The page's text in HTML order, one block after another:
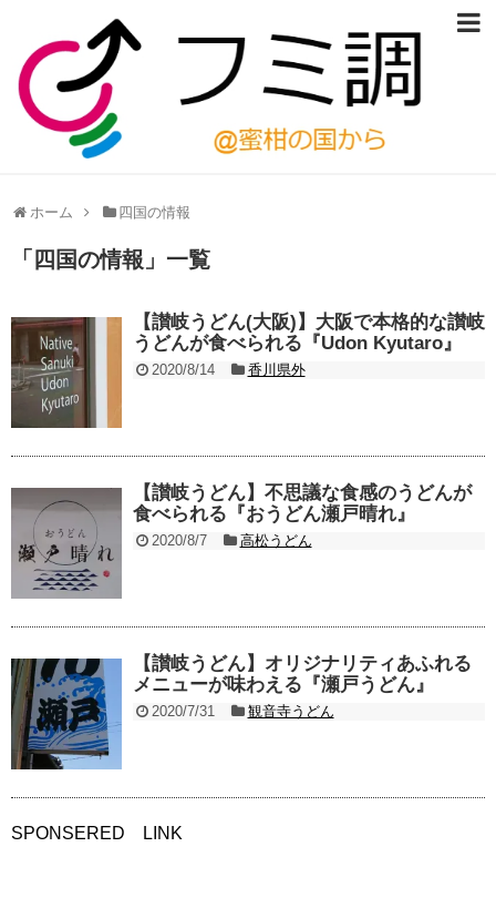
ホーム 四国の情報
「 四国の情報 」 一覧
【讃岐うどん(大阪)】大阪で本格的な讃岐
うどんが食べられる『Udon Kyutaro』
2020/8/14 香川県外
【讃岐うどん】不思議な食感のうどんが
食べられる『おうどん瀬戸晴れ』
2020/8/7 高松うどん
【讃岐うどん】オリジナリティあふれる
メニューが味わえる『瀬戸うどん』
2020/7/31 観音寺うどん
SPONSERED LINK